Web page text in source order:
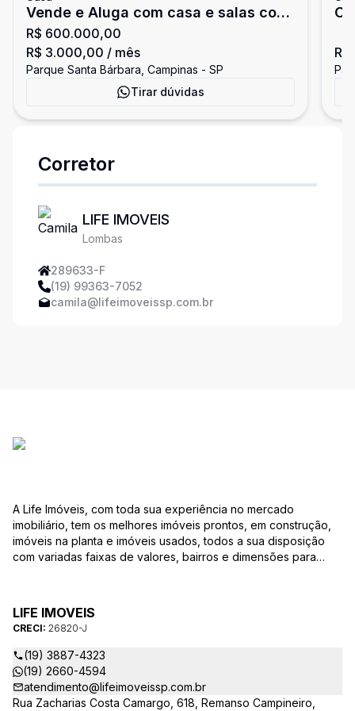
Vende e Aluga com casa e salas com
Pq Sta Barbara
R$ 600.000,00
R$ 3.000,00 / mês
Parque Santa Bárbara, Campinas - SP
Tirar dúvidas
Corretor
LIFE IMOVEIS
Lombas
289633-F
(19) 99363-7052
camila@lifeimoveissp.com.br
A Life Imóveis, com toda sua experiência no mercado
imobiliário, tem os melhores imóveis prontos, em construção,
imóveis na planta e imóveis usados, todos a sua disposição
com variadas faixas de valores, bairros e dimensões para
as suas dúvidas sobre casas, apartamentos, terrenos, salas
comerciais e outros produtos imobiliários.
LIFE IMOVEIS
CRECI: 26820-J
(19) 3887-4323
(19) 2660-4594
atendimento@lifeimoveissp.com.br
Rua Zacharias Costa Camargo, 618, Remanso Campineiro,